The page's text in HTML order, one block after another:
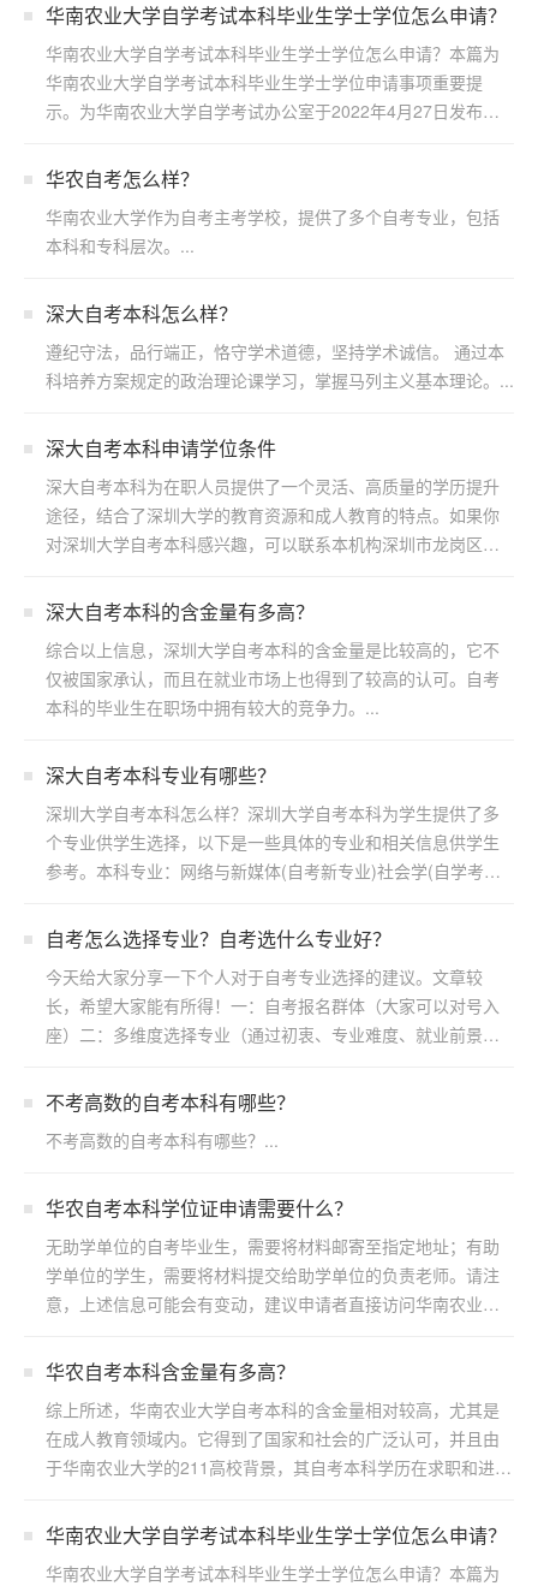
华南农业大学自学考试本科毕业生学士学位怎么申请？
华南农业大学自学考试本科毕业生学士学位怎么申请？本篇为
华南农业大学自学考试本科毕业生学士学位申请事项重要提
示。为华南农业大学自学考试办公室于2022年4月27日发布，
华农自考怎么样？
华南农业大学作为自考主考学校，提供了多个自考专业，包括
本科和专科层次。...
深大自考本科怎么样？
遵纪守法，品行端正，恪守学术道德，坚持学术诚信。 通过本
科培养方案规定的政治理论课学习，掌握马列主义基本理论。...
深大自考本科申请学位条件
深大自考本科为在职人员提供了一个灵活、高质量的学历提升
途径，结合了深圳大学的教育资源和成人教育的特点。如果你
对深圳大学自考本科感兴趣，可以联系本机构深圳市龙岗区浩
​深大自考本科的含金量有多高？
综合以上信息，深圳大学自考本科的含金量是比较高的，它不
仅被国家承认，而且在就业市场上也得到了较高的认可。自考
本科的毕业生在职场中拥有较大的竞争力。...
深大自考本科专业有哪些？
深圳大学自考本科怎么样？深圳大学自考本科为学生提供了多
个专业供学生选择，以下是一些具体的专业和相关信息供学生
参考。本科专业：网络与新媒体(自考新专业)社会学(自学考
自考怎么选择专业？自考选什么专业好？
今天给大家分享一下个人对于自考专业选择的建议。文章较
长，希望大家能有所得！一：自考报名群体（大家可以对号入
座）二：多维度选择专业（通过初衷、专业难度、就业前景方
不考高数的自考本科有哪些？
不考高数的自考本科有哪些？...
华农自考本科学位证申请需要什么？
无助学单位的自考毕业生，需要将材料邮寄至指定地址；有助
学单位的学生，需要将材料提交给助学单位的负责老师。请注
意，上述信息可能会有变动，建议申请者直接访问华南农业大
华农自考本科含金量有多高？
综上所述，华南农业大学自考本科的含金量相对较高，尤其是
在成人教育领域内。它得到了国家和社会的广泛认可，并且由
于华南农业大学的211高校背景，其自考本科学历在求职和进一
华南农业大学自学考试本科毕业生学士学位怎么申请？
华南农业大学自学考试本科毕业生学士学位怎么申请？本篇为